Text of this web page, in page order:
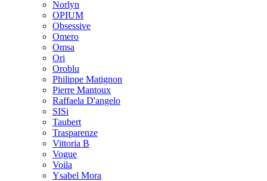
Norlyn
OPIUM
Obsessive
Omero
Omsa
Ori
Oroblu
Philippe Matignon
Pierre Mantoux
Raffaela D'angelo
SISi
Taubert
Trasparenze
Vittoria B
Vogue
Voila
Ysabel Mora